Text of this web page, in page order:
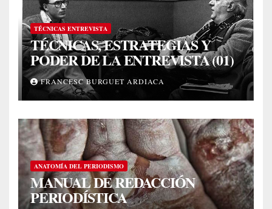
TÉCNICAS ENTREVISTA
TÉCNICAS, ESTRATEGIAS Y
PODER DE LA ENTREVISTA (01)
FRANCESC BURGUET ARDIACA
ANATOMÍA DEL PERIODISMO
MANUAL DE REDACCIÓN
PERIODÍSTICA